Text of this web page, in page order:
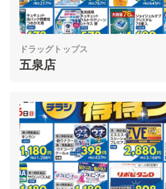
ドラッグトップス
五泉店